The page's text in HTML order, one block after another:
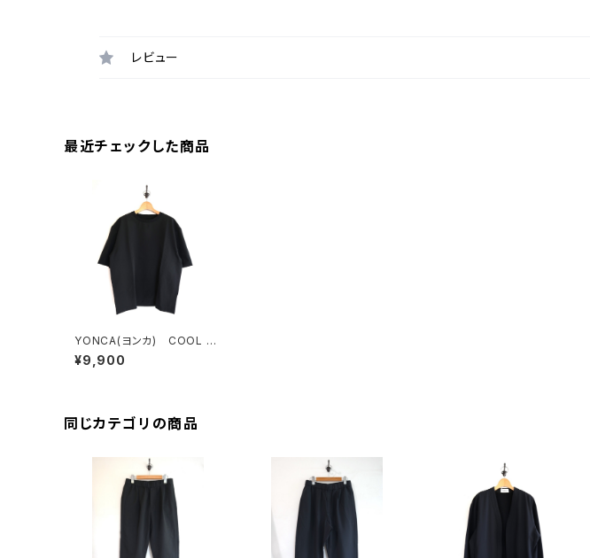
レビュー
最近チェックした商品
YONCA(ヨンカ) COOL T
ECH TEE
¥9,900
同じカテゴリの商品